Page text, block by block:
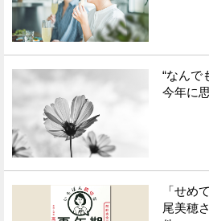
“なんで
今年に
「せめ
尾美穂